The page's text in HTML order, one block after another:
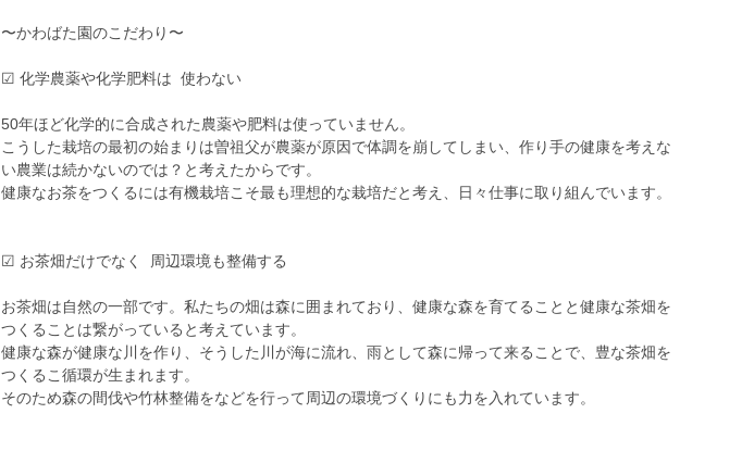
〜かわばた園のこだわり〜
☑︎ 化学農薬や化学肥料は 使わない
50年ほど化学的に合成された農薬や肥料は使っていません。
こうした栽培の最初の始まりは曽祖父が農薬が原因で体調を崩してしまい、作り手の健康を考えな
い農業は続かないのでは？と考えたからです。
健康なお茶をつくるには有機栽培こそ最も理想的な栽培だと考え、日々仕事に取り組んでいます。
☑︎ お茶畑だけでなく 周辺環境も整備する
お茶畑は自然の一部です。私たちの畑は森に囲まれており、健康な森を育てることと健康な茶畑を
つくることは繋がっていると考えています。
健康な森が健康な川を作り、そうした川が海に流れ、雨として森に帰って来ることで、豊な茶畑を
つくるこ循環が生まれます。
そのため森の間伐や竹林整備をなどを行って周辺の環境づくりにも力を入れています。